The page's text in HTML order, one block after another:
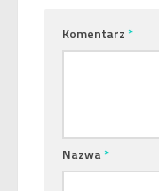
Komentarz*
Nazwa*